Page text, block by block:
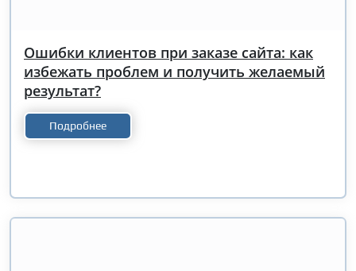
Ошибки клиентов при заказе сайта: как
избежать проблем и получить желаемый
результат?
Подробнее